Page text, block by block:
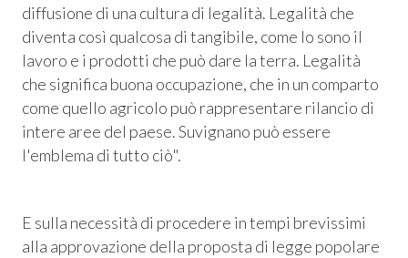
diffusione di una cultura di legalità. Legalità che
diventa così qualcosa di tangibile, come lo sono il
lavoro e i prodotti che può dare la terra. Legalità
che significa buona occupazione, che in un comparto
come quello agricolo può rappresentare rilancio di
intere aree del paese. Suvignano può essere
l'emblema di tutto ciò".
E sulla necessità di procedere in tempi brevissimi
alla approvazione della proposta di legge popolare